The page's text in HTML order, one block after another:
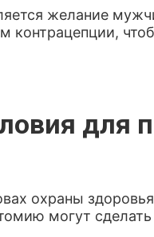
желание
контрацепции,
для
охраны
могут